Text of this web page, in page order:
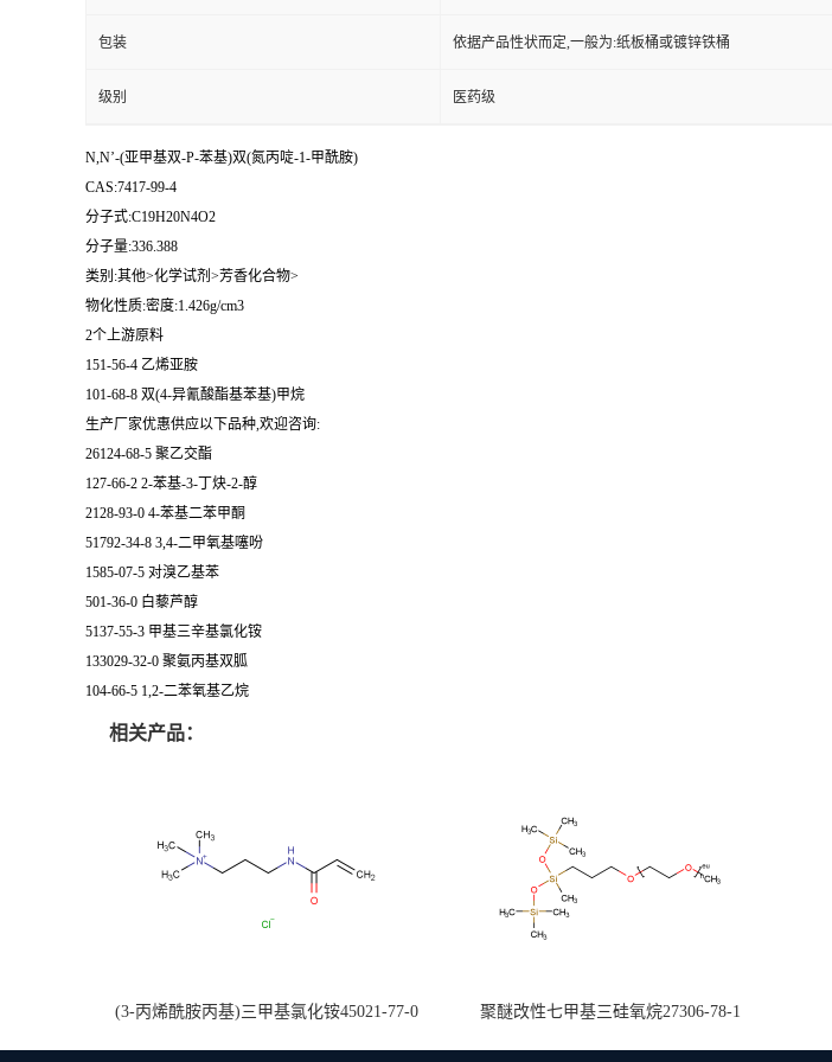
包装 依据产品性状而定,一般为:纸板桶或镀锌铁桶
级别 医药级
N,N’-(亚甲基双-P-苯基)双(氮丙啶-1-甲酰胺)
CAS:7417-99-4
分子式:C19H20N4O2
分子量:336.388
类别:其他>化学试剂>芳香化合物>
物化性质:密度:1.426g/cm3
2个上游原料
151-56-4 乙烯亚胺
101-68-8 双(4-异氰酸酯基苯基)甲烷
生产厂家优惠供应以下品种,欢迎咨询:
26124-68-5 聚乙交酯
127-66-2 2-苯基-3-丁炔-2-醇
2128-93-0 4-苯基二苯甲酮
51792-34-8 3,4-二甲氧基噻吩
1585-07-5 对溴乙基苯
501-36-0 白藜芦醇
5137-55-3 甲基三辛基氯化铵
133029-32-0 聚氨丙基双胍
104-66-5 1,2-二苯氧基乙烷
相关产品：
(3-丙烯酰胺丙基)三甲基氯化铵45021-77-0 聚醚改性七甲基三硅氧烷27306-78-1